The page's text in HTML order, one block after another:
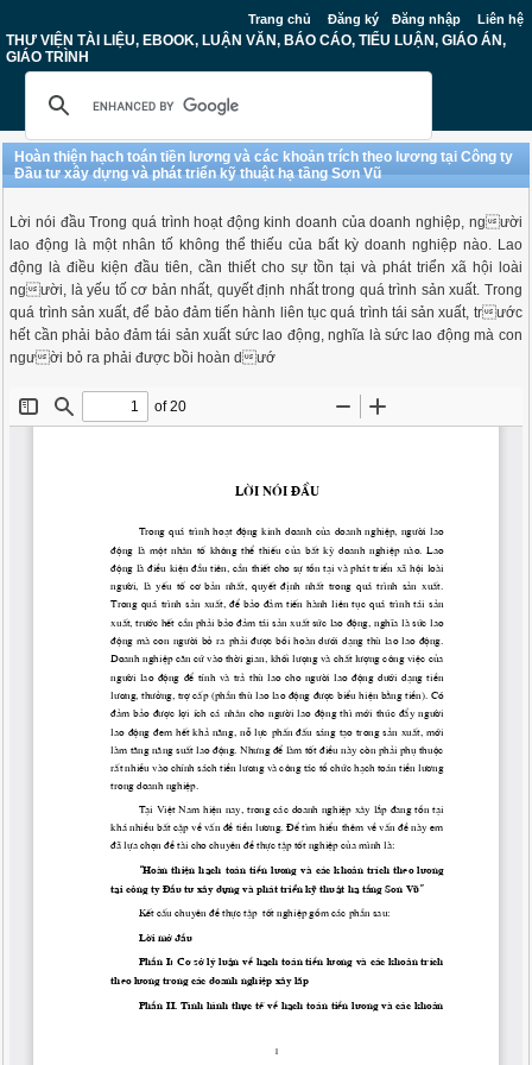
Trang chủ Đăng ký Đăng nhập Liên hệ
THƯ VIỆN TÀI LIỆU, EBOOK, LUẬN VĂN, BÁO CÁO, TIỂU LUẬN, GIÁO ÁN,
GIÁO TRÌNH
Hoàn thiện hạch toán tiền lương và các khoản trích theo lương tại Công ty
Đầu tư xây dựng và phát triển kỹ thuật hạ tầng Sơn Vũ
Lời nói đầu Trong quá trình hoạt động kinh doanh của doanh nghiệp, người
lao động là một nhân tố không thể thiếu của bất kỳ doanh nghiệp nào. Lao
động là điều kiện đầu tiên, cần thiết cho sự tồn tại và phát triển xã hội loài
người, là yếu tố cơ bản nhất, quyết định nhất trong quá trình sản xuất. Trong
quá trình sản xuất, để bảo đảm tiến hành liên tục quá trình tái sản xuất, trước
hết cần phải bảo đảm tái sản xuất sức lao động, nghĩa là sức lao động mà con
người bỏ ra phải được bồi hoàn dướ